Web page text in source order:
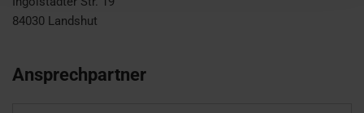
84030 Landshut
Ansprechpartner